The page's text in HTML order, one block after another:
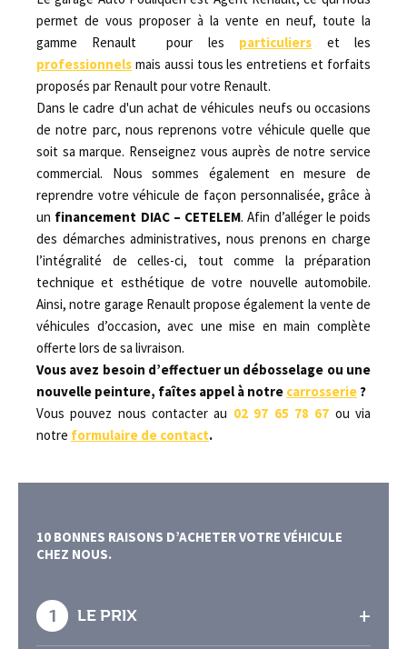
permet de vous proposer à la vente en neuf, toute la
gamme Renault pour les particuliers et les
professionnels mais aussi tous les entretiens et forfaits
proposés par Renault pour votre Renault.
Dans le cadre d'un achat de véhicules neufs ou occasions
de notre parc, nous reprenons votre véhicule quelle que
soit sa marque. Renseignez vous auprès de notre service
commercial. Nous sommes également en mesure de
reprendre votre véhicule de façon personnalisée, grâce à
un financement DIAC – CETELEM. Afin d’alléger le poids
des démarches administratives, nous prenons en charge
l’intégralité de celles-ci, tout comme la préparation
technique et esthétique de votre nouvelle automobile.
Ainsi, notre garage Renault propose également la vente de
véhicules d’occasion, avec une mise en main complète
offerte lors de sa livraison.
Vous avez besoin d’effectuer un débosselage ou une
nouvelle peinture, faîtes appel à notre carrosserie?
Vous pouvez nous contacter au 02 97 65 78 67 ou via
notre formulaire de contact.
10 BONNES RAISONS D’ACHETER VOTRE VÉHICULE
CHEZ NOUS.
1 LE PRIX +
En effet, grâce à notre large choix de véhicules,